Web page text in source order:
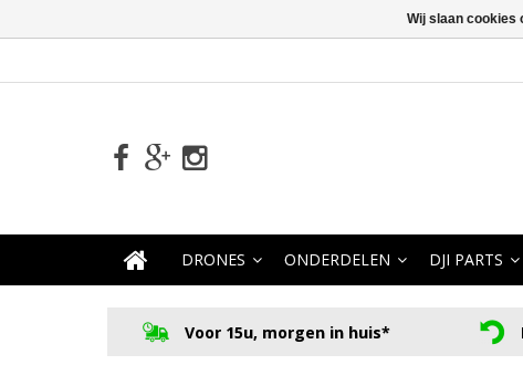
DRONES ONDERDELEN DJI PARTS
Voor 15u, morgen in huis*
Wij slaan cookies